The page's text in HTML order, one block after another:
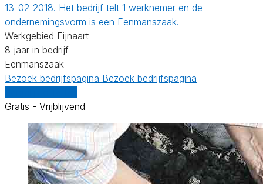
13-02-2018. Het bedrijf telt 1 werknemer en de
ondernemingsvorm is een Eenmanszaak.
Werkgebied Fijnaart
8 jaar in bedrijf
Eenmanszaak
Bezoek bedrijfspagina Bezoek bedrijfspagina
Gratis - Vrijblijvend